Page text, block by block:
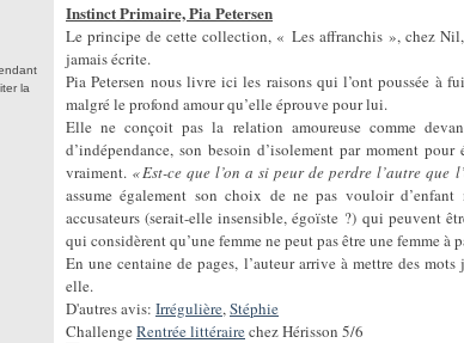
la
Instinct Primaire, Pia Petersen
Le principe de cette collection, « Les affranchis », chez
jamais écrite.
Pia Petersen nous livre ici les raisons qui l’ont poussée à
malgré le profond amour qu’elle éprouve pour lui.
Elle ne conçoit pas la relation amoureuse comme
d’indépendance, son besoin d’isolement par moment
vraiment. « Est-ce que l’on a si peur de perdre l’autre
assume également son choix de ne pas vouloir
accusateurs (serait-elle insensible, égoïste ?) qui peuvent
qui considèrent qu’une femme ne peut pas être une femme à
En une centaine de pages, l’auteur arrive à mettre des
elle.
D'autres avis: Irrégulière,Stéphie
Challenge Rentrée littérairechez Hérisson 5/6